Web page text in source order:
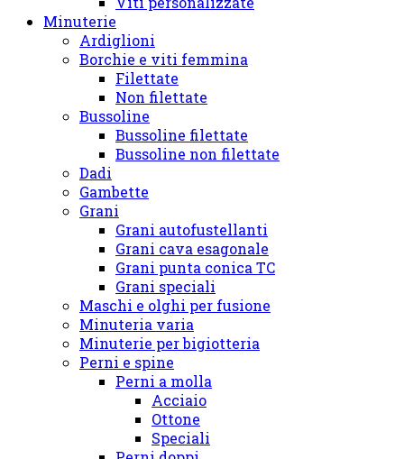
Minuterie
Ardiglioni
Borchie e viti femmina
Filettate
Non filettate
Bussoline
Bussoline filettate
Bussoline non filettate
Dadi
Gambette
Grani
Grani autofustellanti
Grani cava esagonale
Grani punta conica TC
Grani speciali
Maschi e olghi per fusione
Minuteria varia
Minuterie per bigiotteria
Perni e spine
Perni a molla
Acciaio
Ottone
Speciali